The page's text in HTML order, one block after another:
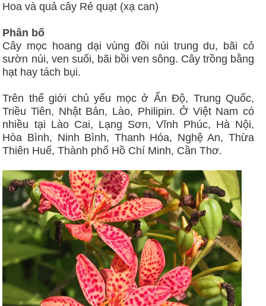
Hoa và quả cây Rẻ quạt (xạ can)
Phân bố
Cây mọc hoang dại vùng đồi núi trung du, bãi cỏ
sườn núi, ven suối, bãi bồi ven sông. Cây trồng bằng
hạt hay tách bụi.
Trên thế giới chủ yếu mọc ở Ấn Độ, Trung Quốc,
Triều Tiên, Nhật Bản, Lào, Philipin. Ở Việt Nam có
nhiều tại Lào Cai, Lạng Sơn, Vĩnh Phúc, Hà Nội,
Hòa Bình, Ninh Bình, Thanh Hóa, Nghệ An, Thừa
Thiên Huế, Thành phố Hồ Chí Minh, Cần Thơ.